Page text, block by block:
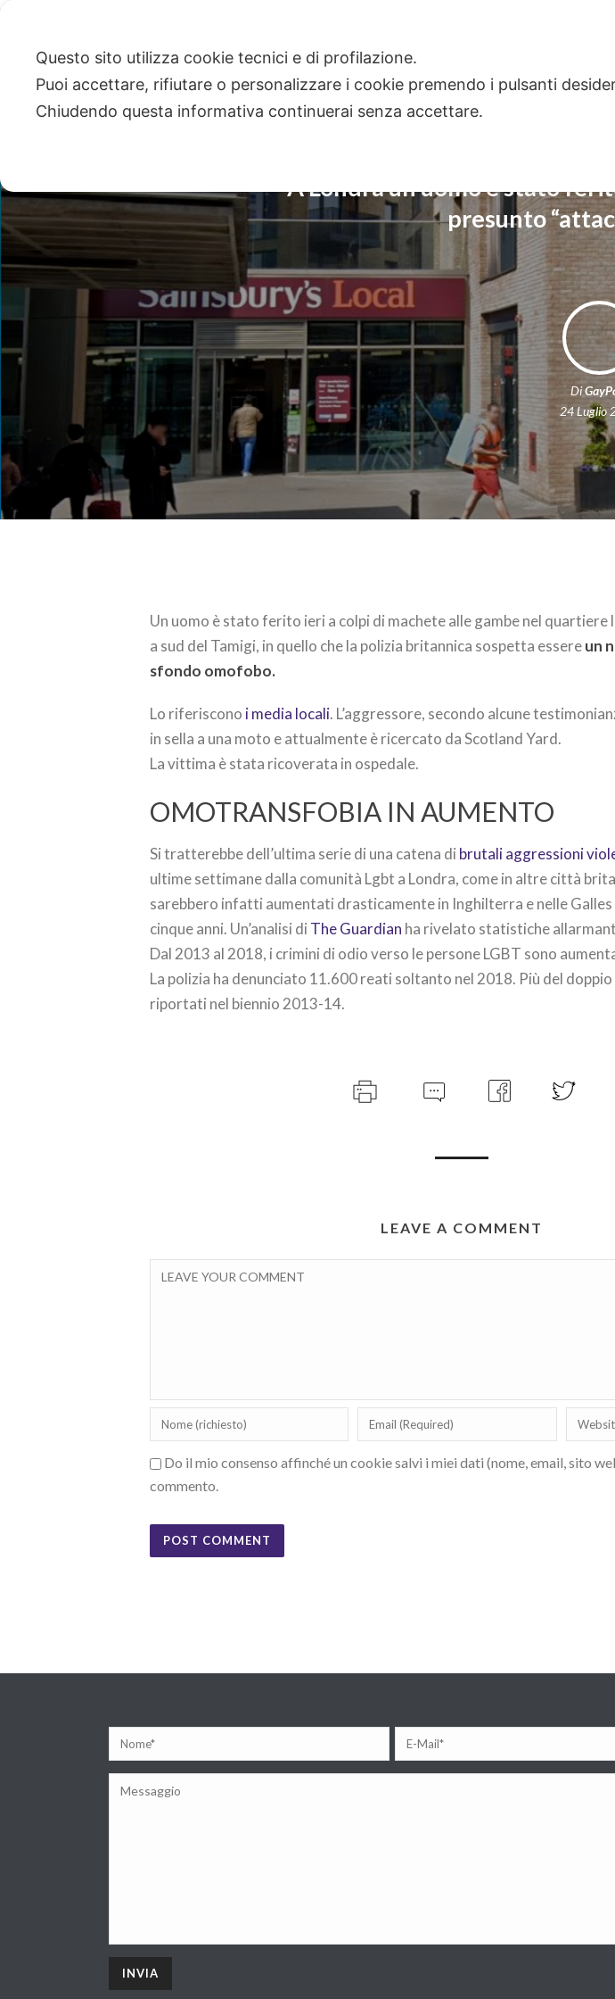
A Londra un uomo è stato
presunto
Di
24 Luglio
Un uomo è stato ferito ieri a colpi di machete alle gambe nel quartiere
a sud del Tamigi, in quello che la polizia britannica sospetta essereun
sfondo omofobo.
Lo riferiscono i media locali. L’aggressore, secondo alcune
in sella a una moto e attualmente è ricercato da Scotland Yard.
La vittima è stata ricoverata in ospedale.
OMOTRANSFOBIA IN AUMENTO
Si tratterebbe dell’ultima serie di una catena di brutali aggressioni
ultime settimane dalla comunità Lgbt a Londra, come in altre città
sarebbero infatti aumentati drasticamente in Inghilterra e nelle
cinque anni. Un’analisi di The Guardian ha rivelato statistiche
Dal 2013 al 2018, i crimini di odio verso le persone LGBT sono
La polizia ha denunciato 11.600 reati soltanto nel 2018. Più del
riportati nel biennio 2013-14.
LEAVE A COMMENT
Do il mio consenso affinché un cookie salvi i miei dati (nome, email, sito
commento.
Questo sito utilizza cookie tecnici e di profilazione.
Puoi accettare, rifiutare o personalizzare i cookie premendo i pulsanti
Chiudendo questa informativa continuerai senza accettare.